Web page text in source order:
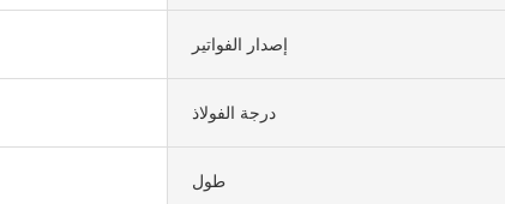
إصدار الفواتير
درجة الفولاذ
طول